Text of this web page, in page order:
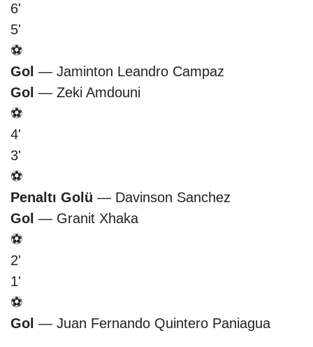
6'
5'
⚽
Gol — Jaminton Leandro Campaz
Gol — Zeki Amdouni
⚽
4'
3'
⚽
Penaltı Golü — Davinson Sanchez
Gol — Granit Xhaka
⚽
2'
1'
⚽
Gol — Juan Fernando Quintero Paniagua